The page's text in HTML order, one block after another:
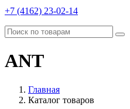
+7 (4162) 23-02-14
ANT
Главная
Каталог товаров